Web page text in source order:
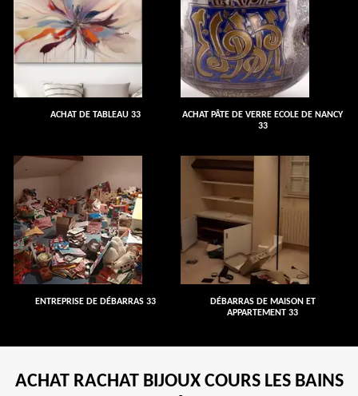
ACHAT DE TABLEAU 33
ACHAT PÂTE DE VERRE ECOLE DE NANCY
33
ENTREPRISE DE DÉBARRAS 33
DÉBARRAS DE MAISON ET
APPARTEMENT 33
ACHAT RACHAT BIJOUX COURS LES BAINS